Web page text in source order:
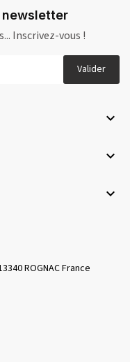
Inscrivez-vous !
Valider



ROGNAC France